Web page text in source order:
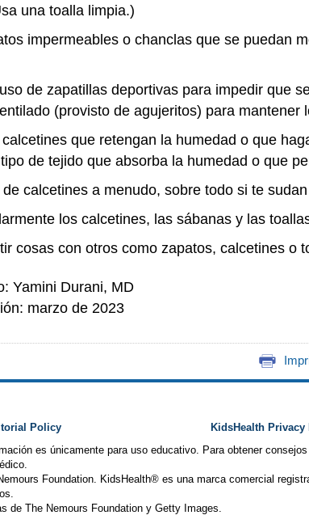
una toalla limpia.)
impermeables o chanclas que se puedan
de zapatillas deportivas para impedir que
(provisto de agujeritos) para mantener
que retengan la humedad o que
de tejido que absorba la humedad o que
calcetines a menudo, sobre todo si te
los calcetines, las sábanas y las
cosas con otros como zapatos, calcetines o
Yamini Durani, MD
marzo de 2023
Policy KidsHealth
es únicamente para uso educativo. Para obtener
Foundation. KidsHealth® es una marca comercial
de The Nemours Foundation y Getty Images.